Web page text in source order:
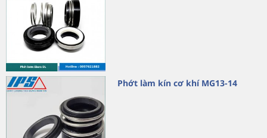
Phớt làm kín cơ khí MG13-14